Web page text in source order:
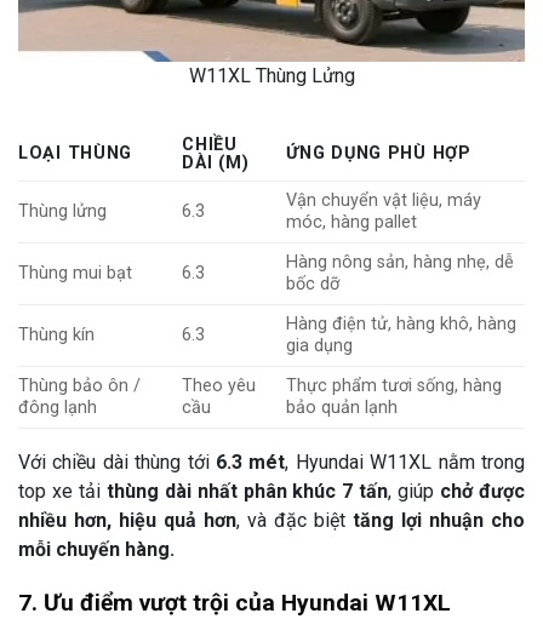
W11XL Thùng Lửng
LOẠI THÙNG
CHIỀU
DÀI (M)
ỨNG DỤNG PHÙ HỢP
Thùng lửng 6.3
Vận chuyển vật liệu, máy
móc, hàng pallet
Thùng mui bạt 6.3
Hàng nông sản, hàng nhẹ, dễ
bốc dỡ
Thùng kín 6.3
Hàng điện tử, hàng khô, hàng
gia dụng
Thùng bảo ôn /
đông lạnh
Theo yêu
cầu
Thực phẩm tươi sống, hàng
bảo quản lạnh
Với chiều dài thùng tới 6.3 mét, Hyundai W11XL nằm trong
top xe tải thùng dài nhất phân khúc 7 tấn, giúp chở được
nhiều hơn, hiệu quả hơn, và đặc biệt tăng lợi nhuận cho
mỗi chuyến hàng.
7. Ưu điểm vượt trội của Hyundai W11XL